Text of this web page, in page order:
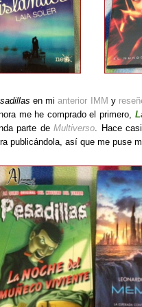
en mianterior IMM y
me he comprado el primero,
parte de Multiverso . Hace
publicándola, así que me puse